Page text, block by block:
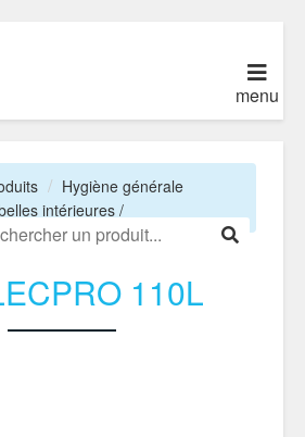
menu
Hygiène générale
intérieures /
110L